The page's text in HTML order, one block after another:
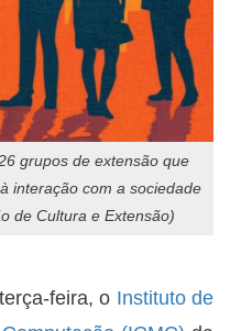
grupos de extensão que
interação com a sociedade
de Cultura e Extensão)
feira, o Instituto de